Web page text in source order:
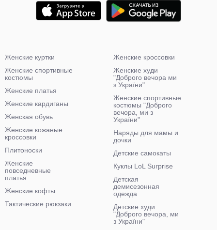
Женские куртки
Женские спортивные
костюмы
Женские платья
Женские кардиганы
Женская обувь
Женские кожаные
кроссовки
Плитоноски
Женские
повседневные
платья
Женские кофты
Тактические рюкзаки
Женские кроссовки
Женские худи
"Доброго вечора ми
з України"
Женские спортивные
костюмы "Доброго
вечора, ми з
України"
Наряды для мамы и
дочки
Детские самокаты
Куклы LoL Surprise
Детская
демисезонная
одежда
Детские худи
"Доброго вечора, ми
з України"